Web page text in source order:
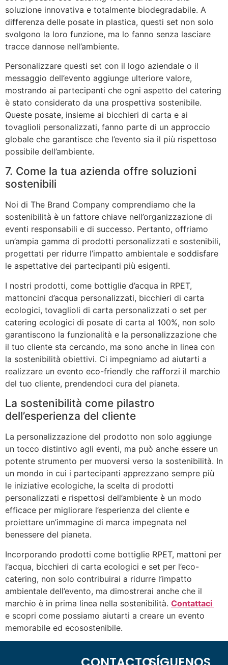
soluzione innovativa e totalmente biodegradabile. A
differenza delle posate in plastica, questi set non solo
svolgono la loro funzione, ma lo fanno senza lasciare
tracce dannose nell’ambiente.
Personalizzare questi set con il logo aziendale o il
messaggio dell’evento aggiunge ulteriore valore,
mostrando ai partecipanti che ogni aspetto del catering
è stato considerato da una prospettiva sostenibile.
Queste posate, insieme ai bicchieri di carta e ai
tovaglioli personalizzati, fanno parte di un approccio
globale che garantisce che l’evento sia il più rispettoso
possibile dell’ambiente.
7. Come la tua azienda offre soluzioni
sostenibili
Noi di The Brand Company comprendiamo che la
sostenibilità è un fattore chiave nell’organizzazione di
eventi responsabili e di successo. Pertanto, offriamo
un’ampia gamma di prodotti personalizzati e sostenibili,
progettati per ridurre l’impatto ambientale e soddisfare
le aspettative dei partecipanti più esigenti.
I nostri prodotti, come bottiglie d’acqua in RPET,
mattoncini d’acqua personalizzati, bicchieri di carta
ecologici, tovaglioli di carta personalizzati o set per
catering ecologici di posate di carta al 100%, non solo
garantiscono la funzionalità e la personalizzazione che
il tuo cliente sta cercando, ma sono anche in linea con
la sostenibilità obiettivi. Ci impegniamo ad aiutarti a
realizzare un evento eco-friendly che rafforzi il marchio
del tuo cliente, prendendoci cura del pianeta.
La sostenibilità come pilastro
dell’esperienza del cliente
La personalizzazione del prodotto non solo aggiunge
un tocco distintivo agli eventi, ma può anche essere un
potente strumento per muoversi verso la sostenibilità. In
un mondo in cui i partecipanti apprezzano sempre più
le iniziative ecologiche, la scelta di prodotti
personalizzati e rispettosi dell’ambiente è un modo
efficace per migliorare l’esperienza del cliente e
proiettare un’immagine di marca impegnata nel
benessere del pianeta.
Incorporando prodotti come bottiglie RPET, mattoni per
l’acqua, bicchieri di carta ecologici e set per l’eco-
catering, non solo contribuirai a ridurre l’impatto
ambientale dell’evento, ma dimostrerai anche che il
marchio è in prima linea nella sostenibilità. Contattaci
e scopri come possiamo aiutarti a creare un evento
memorabile ed ecosostenibile.